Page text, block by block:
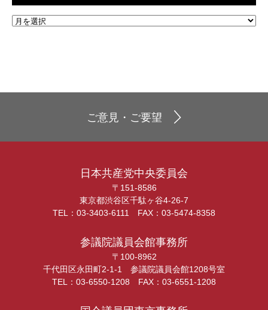
ご意見・ご要望
日本共産党中央委員会
〒151-8586
東京都渋谷区千駄ヶ谷4-26-7
TEL：03-3403-6111 FAX：03-5474-8358
参議院議員会館事務所
〒100-8962
千代田区永田町2-1-1 参議院議員会館1208号室
TEL：03-6550-1208 FAX：03-6551-1208